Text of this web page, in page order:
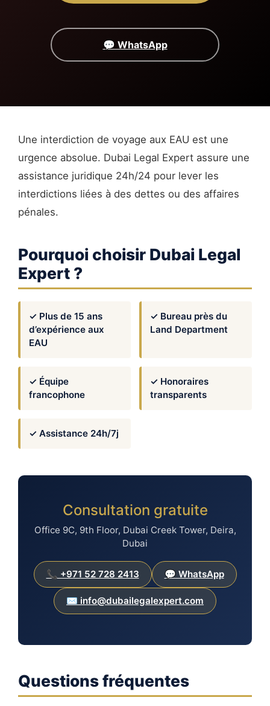
💬 WhatsApp
Une interdiction de voyage aux EAU est une
urgence absolue. Dubai Legal Expert assure une
assistance juridique 24h/24 pour lever les
interdictions liées à des dettes ou des affaires
pénales.
Pourquoi choisir Dubai Legal
Expert ?
✓ Plus de 15 ans
d’expérience aux
EAU
✓ Bureau près du
Land Department
✓ Équipe
francophone
✓ Honoraires
transparents
✓ Assistance 24h/7j
Consultation gratuite
Office 9C, 9th Floor, Dubai Creek Tower, Deira,
Dubai
📞 +971 52 728 2413 💬 WhatsApp
✉️ info@dubailegalexpert.com
Questions fréquentes